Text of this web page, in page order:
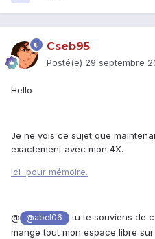
Cseb95
Posté(e) 29 septembre
Hello
Je ne vois ce sujet que
exactement avec mon 4X.
Ici pour mémoire.
@ @abel06
tu te souviens de
mange tout mon espace libre